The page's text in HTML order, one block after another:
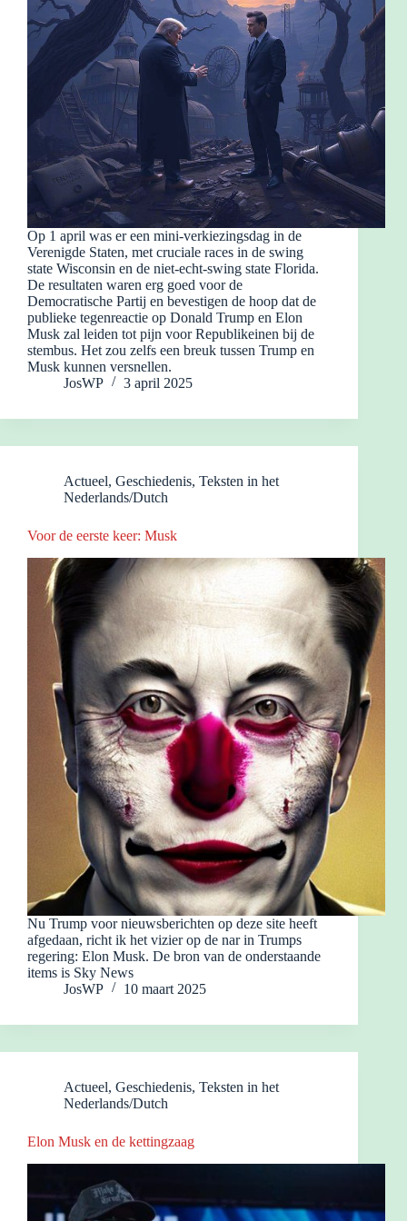
Op 1 april was er een mini-verkiezingsdag in de
Verenigde Staten, met cruciale races in de swing
state Wisconsin en de niet-echt-swing state Florida.
De resultaten waren erg goed voor de
Democratische Partij en bevestigen de hoop dat de
publieke tegenreactie op Donald Trump en Elon
Musk zal leiden tot pijn voor Republikeinen bij de
stembus. Het zou zelfs een breuk tussen Trump en
Musk kunnen versnellen.
JosWP
3 april 2025
Actueel, Geschiedenis, Teksten in het
Nederlands/Dutch
Voor de eerste keer: Musk
Nu Trump voor nieuwsberichten op deze site heeft
afgedaan, richt ik het vizier op de nar in Trumps
regering: Elon Musk. De bron van de onderstaande
items is Sky News
JosWP
10 maart 2025
Actueel, Geschiedenis, Teksten in het
Nederlands/Dutch
Elon Musk en de kettingzaag